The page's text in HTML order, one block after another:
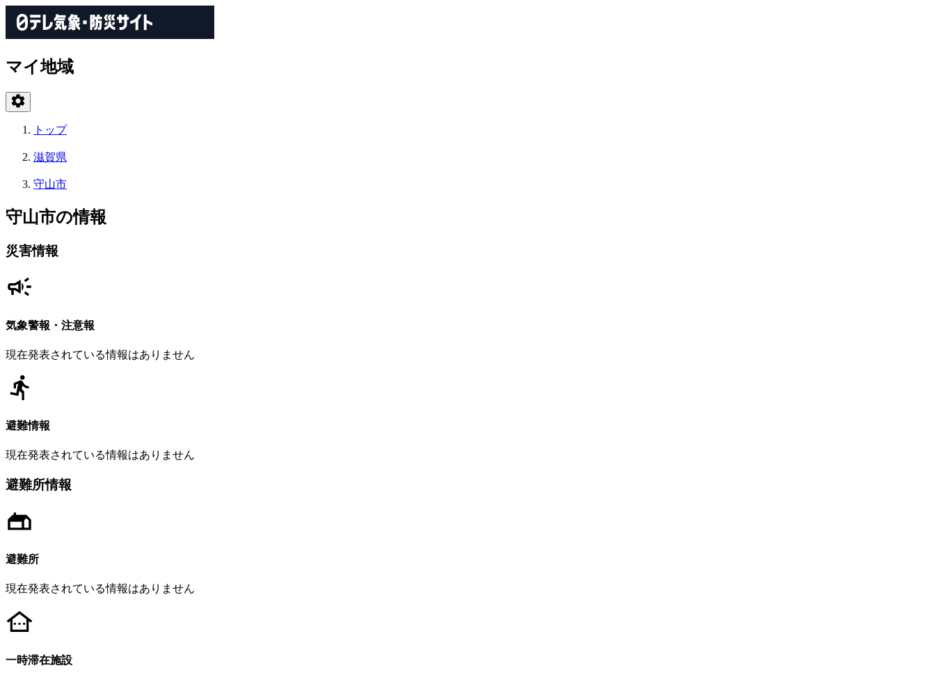
マイ地域
トップ
滋賀県
守山市
守山市の情報
災害情報
気象警報・注意報
現在発表されている情報はありません
避難情報
現在発表されている情報はありません
避難所情報
避難所
現在発表されている情報はありません
一時滞在施設